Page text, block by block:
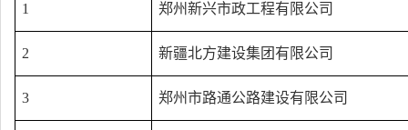
1 郑州新兴市政工程有限公司
2 新疆北方建设集团有限公司
3 郑州市路通公路建设有限公司